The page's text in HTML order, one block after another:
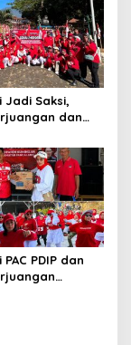
Saksi,
dan
PDIP dan